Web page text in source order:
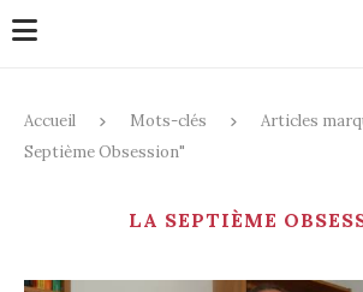
Accueil Mots-clés
Articles
Septième Obsession"
LA SEPTIÈME